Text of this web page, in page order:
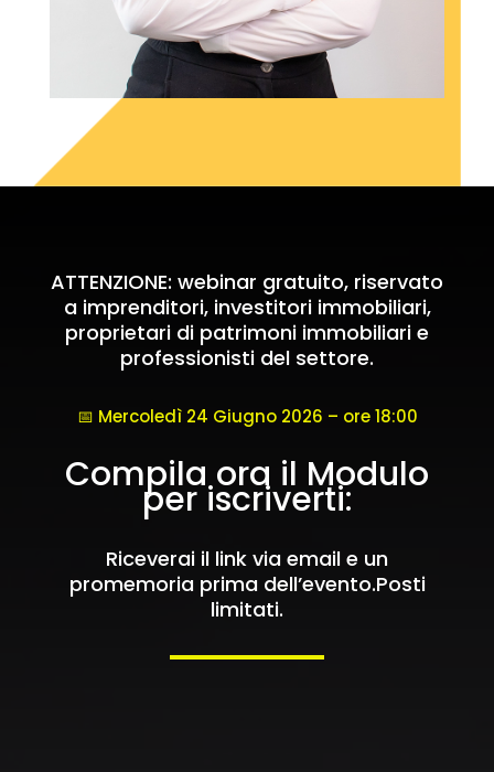
ATTENZIONE: webinar gratuito, riservato
a imprenditori, investitori immobiliari,
proprietari di patrimoni immobiliari e
professionisti del settore.
📅 Mercoledì 24 Giugno 2026 – ore 18:00
Compila ora il Modulo
per iscriverti:
Riceverai il link via email e un
promemoria prima dell’evento.Posti
limitati.